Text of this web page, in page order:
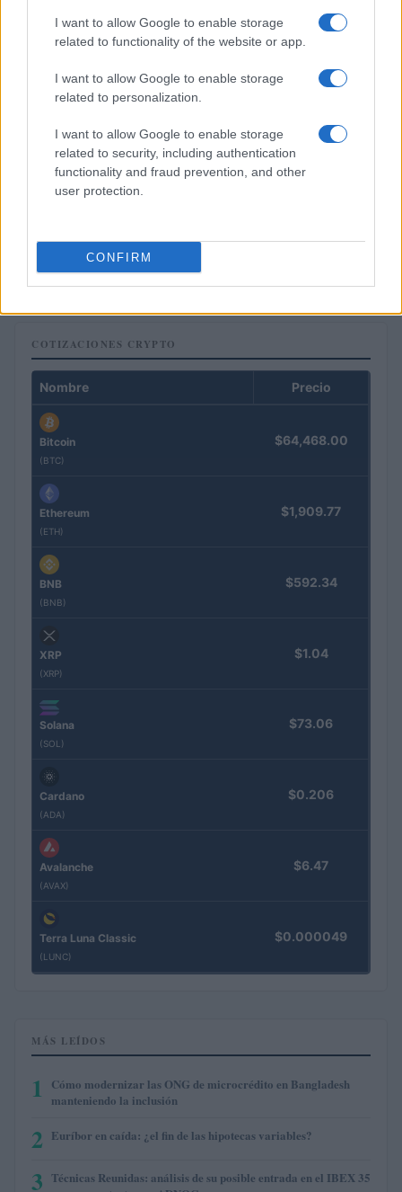
I want to allow Google to enable storage
related to functionality of the website or app.
I want to allow Google to enable storage
related to personalization.
I want to allow Google to enable storage
related to security, including authentication
functionality and fraud prevention, and other
user protection.
CONFIRM
Guía completa sobre tarjetas cripto: fees, cashback y seguridad
Diego Martín · 5 Ago 2026
COTIZACIONES CRYPTO
Nombre Precio
Bitcoin
(BTC)
$64,468.00
Ethereum
(ETH)
$1,909.77
BNB
(BNB)
$592.34
XRP
(XRP)
$1.04
Solana
(SOL)
$73.06
Cardano
(ADA)
$0.206
Avalanche
(AVAX)
$6.47
Terra Luna Classic
(LUNC)
$0.000049
MÁS LEÍDOS
1
Cómo modernizar las ONG de microcrédito en Bangladesh
manteniendo la inclusión
2 Euríbor en caída: ¿el fin de las hipotecas variables?
3 Técnicas Reunidas: análisis de su posible entrada en el IBEX 35